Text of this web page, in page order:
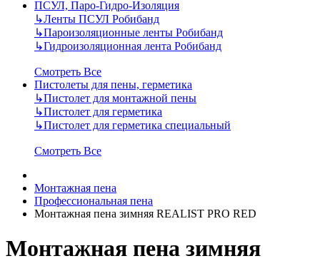
ПСУЛ, Паро-Гидро-Изоляция
↳Ленты ПСУЛ Робибанд
↳Пароизоляционные ленты Робибанд
↳Гидроизоляционная лента Робибанд
Смотреть Все
Пистолеты для пены, герметика
↳Пистолет для монтажной пены
↳Пистолет для герметика
↳Пистолет для герметика специальный
Смотреть Все
Монтажная пена
Профессиональная пена
Монтажная пена зимняя REALIST PRO RED
Монтажная пена зимняя